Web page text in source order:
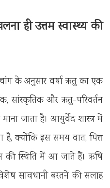
ही उत्तम स्वास्थ्य की
के अनुसार वर्षा ऋतु का एक
सांस्कृतिक और ऋतु-परिवर्तन
जाता है। आयुर्वेद शास्त्र में
है, क्योंकि इस समय वात, पित्त
स्थिति में आ जाते हैं। ऋषि
सावधानी बरतने की सलाह